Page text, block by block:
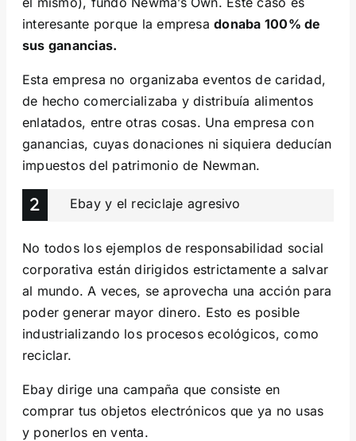
interesante porque la empresadonaba 100% de
sus ganancias.
Esta empresa no organizaba eventos de caridad,
de hecho comercializaba y distribuía alimentos
enlatados, entre otras cosas. Una empresa con
ganancias, cuyas donaciones ni siquiera deducían
impuestos del patrimonio de Newman.
Ebay y el reciclaje agresivo
No todos los ejemplos de responsabilidad social
corporativa están dirigidos estrictamente a salvar
al mundo. A veces, se aprovecha una acción para
poder generar mayor dinero. Esto es posible
industrializando los procesos ecológicos, como
reciclar.
Ebay dirige una campaña que consiste en
comprar tus objetos electrónicos que ya no usas
y ponerlos en venta.